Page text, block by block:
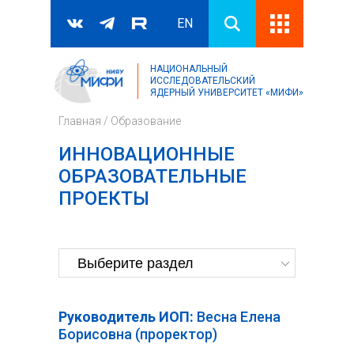
Форма поиска
Поиск
EN
НАЦИОНАЛЬНЫЙ
ИССЛЕДОВАТЕЛЬСКИЙ
ЯДЕРНЫЙ УНИВЕРСИТЕТ «МИФИ»
Главная / Образование
ИННОВАЦИОННЫЕ
ОБРАЗОВАТЕЛЬНЫЕ
ПРОЕКТЫ
Руководитель ИОП: Весна Елена
Борисовна (проректор)